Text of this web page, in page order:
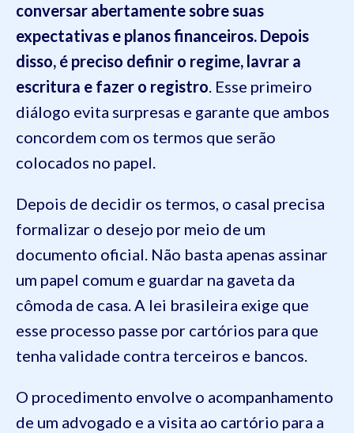
conversar abertamente sobre suas
expectativas e planos financeiros. Depois
disso, é preciso definir o regime, lavrar a
escritura e fazer o registro. Esse primeiro
diálogo evita surpresas e garante que ambos
concordem com os termos que serão
colocados no papel.
Depois de decidir os termos, o casal precisa
formalizar o desejo por meio de um
documento oficial. Não basta apenas assinar
um papel comum e guardar na gaveta da
cômoda de casa. A lei brasileira exige que
esse processo passe por cartórios para que
tenha validade contra terceiros e bancos.
O procedimento envolve o acompanhamento
de um advogado e a visita ao cartório para a